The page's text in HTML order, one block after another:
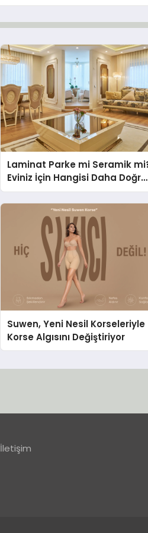
Laminat Parke mi Seramik
Eviniz İçin Hangisi Daha Doğru
Seçim?
Suwen, Yeni Nesil Korseleriyle
Korse Algısını Değiştiriyor
İletişim